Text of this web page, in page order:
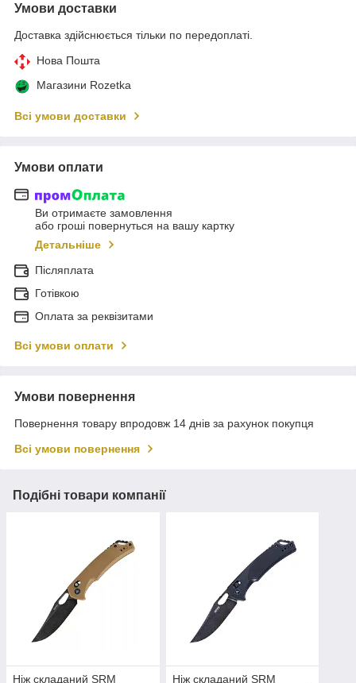
Умови доставки
Доставка здійснюється тільки по передоплаті.
Нова Пошта
Магазини Rozetka
Всі умови доставки
Умови оплати
Ви отримаєте замовлення
або гроші повернуться на вашу картку
Детальніше
Післяплата
Готівкою
Оплата за реквізитами
Всі умови оплати
Умови повернення
Повернення товару впродовж 14 днів за рахунок покупця
Всі умови повернення
Подібні товари компанії
Ніж складаний SRM
Ніж складаний SRM